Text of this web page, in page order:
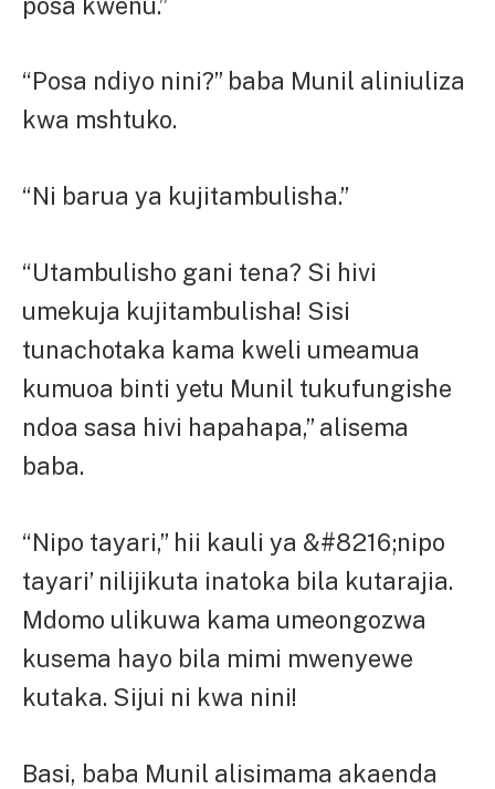
“Posa ndiyo nini?” baba Munil aliniuliza
kwa mshtuko.
“Ni barua ya kujitambulisha.”
“Utambulisho gani tena? Si hivi
umekuja kujitambulisha! Sisi
tunachotaka kama kweli umeamua
kumuoa binti yetu Munil tukufungishe
ndoa sasa hivi hapahapa,” alisema
baba.
“Nipo tayari,” hii kauli ya &#8216;nipo
tayari’ nilijikuta inatoka bila kutarajia.
Mdomo ulikuwa kama umeongozwa
kusema hayo bila mimi mwenyewe
kutaka. Sijui ni kwa nini!
Basi, baba Munil alisimama akaenda